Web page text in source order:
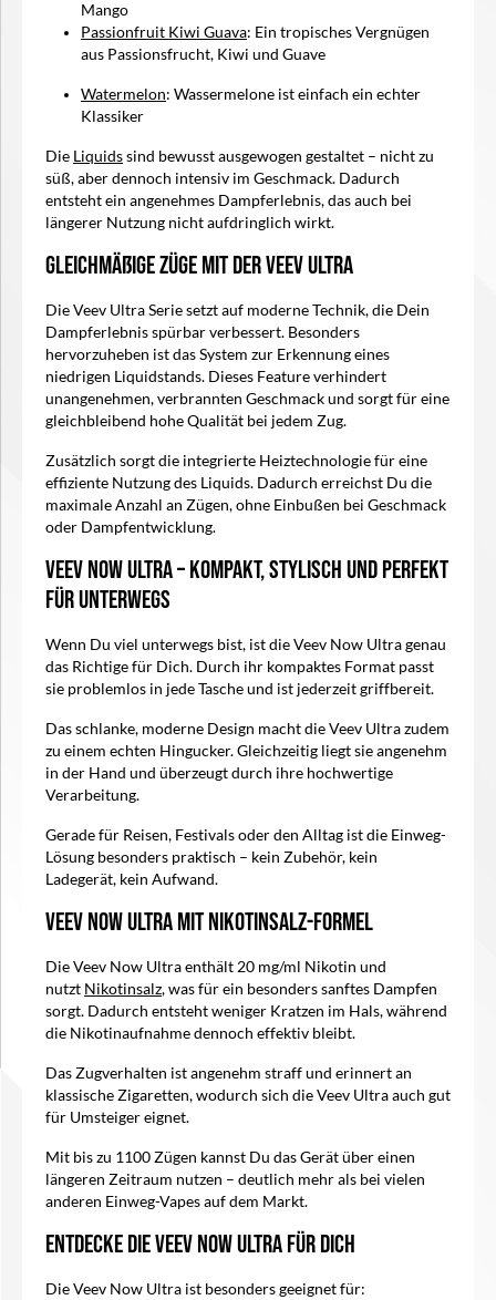
Mango
Passionfruit Kiwi Guava: Ein tropisches Vergnügen
aus Passionsfrucht, Kiwi und Guave
Watermelon: Wassermelone ist einfach ein echter
Klassiker
Die Liquidssind bewusst ausgewogen gestaltet – nicht zu
süß, aber dennoch intensiv im Geschmack. Dadurch
entsteht ein angenehmes Dampferlebnis, das auch bei
längerer Nutzung nicht aufdringlich wirkt.
Gleichmäßige Züge mit der Veev Ultra
Die Veev Ultra Serie setzt auf moderne Technik, die Dein
Dampferlebnis spürbar verbessert. Besonders
hervorzuheben ist das System zur Erkennung eines
niedrigen Liquidstands. Dieses Feature verhindert
unangenehmen, verbrannten Geschmack und sorgt für eine
gleichbleibend hohe Qualität bei jedem Zug.
Zusätzlich sorgt die integrierte Heiztechnologie für eine
effiziente Nutzung des Liquids. Dadurch erreichst Du die
maximale Anzahl an Zügen, ohne Einbußen bei Geschmack
oder Dampfentwicklung.
Veev Now Ultra – Kompakt, stylisch und perfekt
für unterwegs
Wenn Du viel unterwegs bist, ist die Veev Now Ultra genau
das Richtige für Dich. Durch ihr kompaktes Format passt
sie problemlos in jede Tasche und ist jederzeit griffbereit.
Das schlanke, moderne Design macht die Veev Ultra zudem
zu einem echten Hingucker. Gleichzeitig liegt sie angenehm
in der Hand und überzeugt durch ihre hochwertige
Verarbeitung.
Gerade für Reisen, Festivals oder den Alltag ist die Einweg-
Lösung besonders praktisch – kein Zubehör, kein
Ladegerät, kein Aufwand.
Veev Now Ultra mit Nikotinsalz-Formel
Die Veev Now Ultra enthält 20 mg/ml Nikotin und
nutzt Nikotinsalz, was für ein besonders sanftes Dampfen
sorgt. Dadurch entsteht weniger Kratzen im Hals, während
die Nikotinaufnahme dennoch effektiv bleibt.
Das Zugverhalten ist angenehm straff und erinnert an
klassische Zigaretten, wodurch sich die Veev Ultra auch gut
für Umsteiger eignet.
Mit bis zu 1100 Zügen kannst Du das Gerät über einen
längeren Zeitraum nutzen – deutlich mehr als bei vielen
anderen Einweg-Vapes auf dem Markt.
Entdecke die Veev Now Ultra für Dich
Die Veev Now Ultra ist besonders geeignet für: